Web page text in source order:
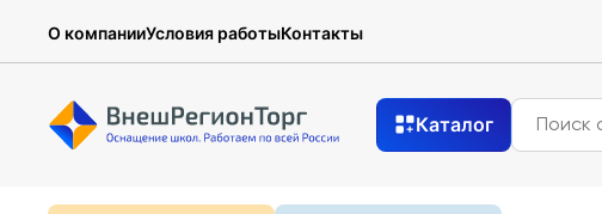
О компанииУсловия работыКонтакты
Каталог